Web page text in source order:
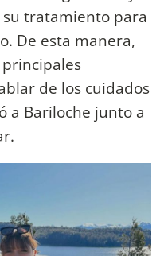
tratamiento para
De esta manera,
de los cuidados
a Bariloche junto a